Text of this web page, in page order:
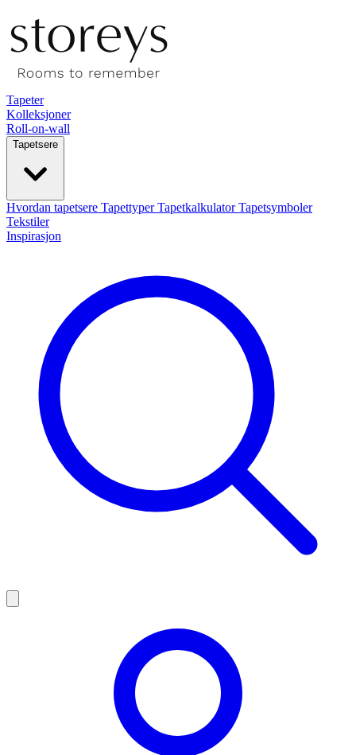
Tapeter
Kolleksjoner
Roll-on-wall
Tapetsere
Hvordan tapetsere TapettyperTapetkalkulatorTapetsymboler
Tekstiler
Inspirasjon